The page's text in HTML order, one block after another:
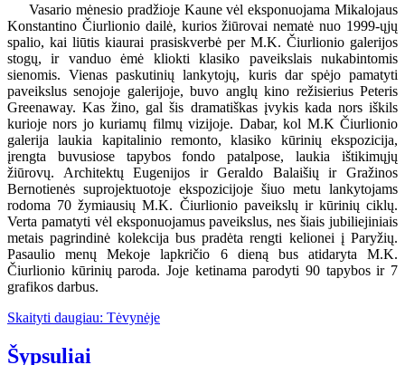
Vasario mėnesio pradžioje Kaune vėl eksponuojama Mikalojaus
Konstantino Čiurlionio dailė, kurios žiūrovai nematė nuo 1999-ųjų
spalio, kai liūtis kiaurai prasiskverbė per M.K. Čiurlionio galerijos
stogų, ir vanduo ėmė kliokti klasiko paveikslais nukabintomis
sienomis. Vienas paskutinių lankytojų, kuris dar spėjo pamatyti
paveikslus senojoje galerijoje, buvo anglų kino režisierius Peteris
Greenaway. Kas žino, gal šis dramatiškas įvykis kada nors iškils
kurioje nors jo kuriamų filmų vizijoje. Dabar, kol M.K Čiurlionio
galerija laukia kapitalinio remonto, klasiko kūrinių ekspozicija,
įrengta buvusiose tapybos fondo patalpose, laukia ištikimųjų
žiūrovų. Architektų Eugenijos ir Geraldo Balaišių ir Gražinos
Bernotienės suprojektuotoje ekspozicijoje šiuo metu lankytojams
rodoma 70 žymiausių M.K. Čiurlionio paveikslų ir kūrinių ciklų.
Verta pamatyti vėl eksponuojamus paveikslus, nes šiais jubiliejiniais
metais pagrindinė kolekcija bus pradėta rengti kelionei į Paryžių.
Pasaulio menų Mekoje lapkričio 6 dieną bus atidaryta M.K.
Čiurlionio kūrinių paroda. Joje ketinama parodyti 90 tapybos ir 7
grafikos darbus.
Skaityti daugiau: Tėvynėje
Šypsuliai